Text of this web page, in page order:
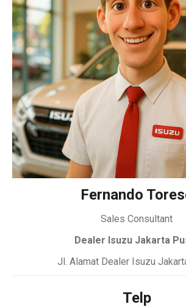
Fernando
Sales Consultant
Dealer Isuzu Jakarta
Jl. Alamat Dealer Isuzu
Telp